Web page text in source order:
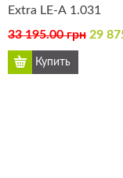
Extra LE-А 1.031
33 195.00 грн 29